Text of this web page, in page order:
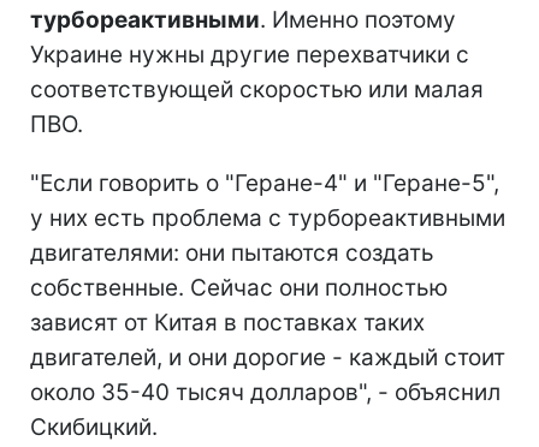
турбореактивными. Именно поэтому
Украине нужны другие перехватчики с
соответствующей скоростью или малая
ПВО.
"Если говорить о "Геране-4" и "Геране-5",
у них есть проблема с турбореактивными
двигателями: они пытаются создать
собственные. Сейчас они полностью
зависят от Китая в поставках таких
двигателей, и они дорогие - каждый стоит
около 35-40 тысяч долларов", - объяснил
Скибицкий.